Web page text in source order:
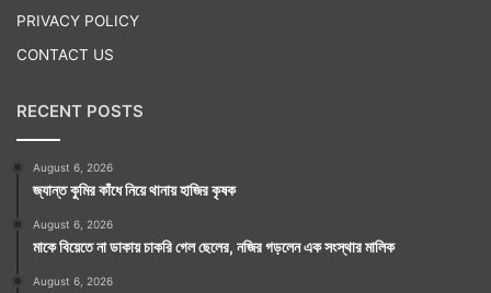
PRIVACY POLICY
CONTACT US
RECENT POSTS
August 6, 2026
জ্যান্ত কুমির কাঁধে নিয়ে থানায় হাজির কৃষক
August 6, 2026
মাকে বিয়েতে না ডাকায় চাকরি গেল ছেলের, নজির গড়লেন এক সংস্থার মালিক
August 6, 2026